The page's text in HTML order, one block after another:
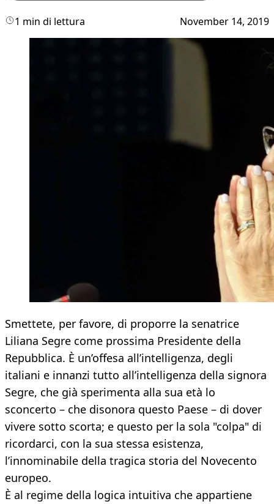
1 min di lettura November 14, 2019
Smettete, per favore, di proporre la senatrice
Liliana Segre come prossima Presidente della
Repubblica. È un’offesa all’intelligenza, degli
italiani e innanzi tutto all’intelligenza della signora
Segre, che già sperimenta alla sua età lo
sconcerto – che disonora questo Paese – di dover
vivere sotto scorta; e questo per la sola "colpa" di
ricordarci, con la sua stessa esistenza,
l’innominabile della tragica storia del Novecento
europeo.
È al regime della logica intuitiva che appartiene